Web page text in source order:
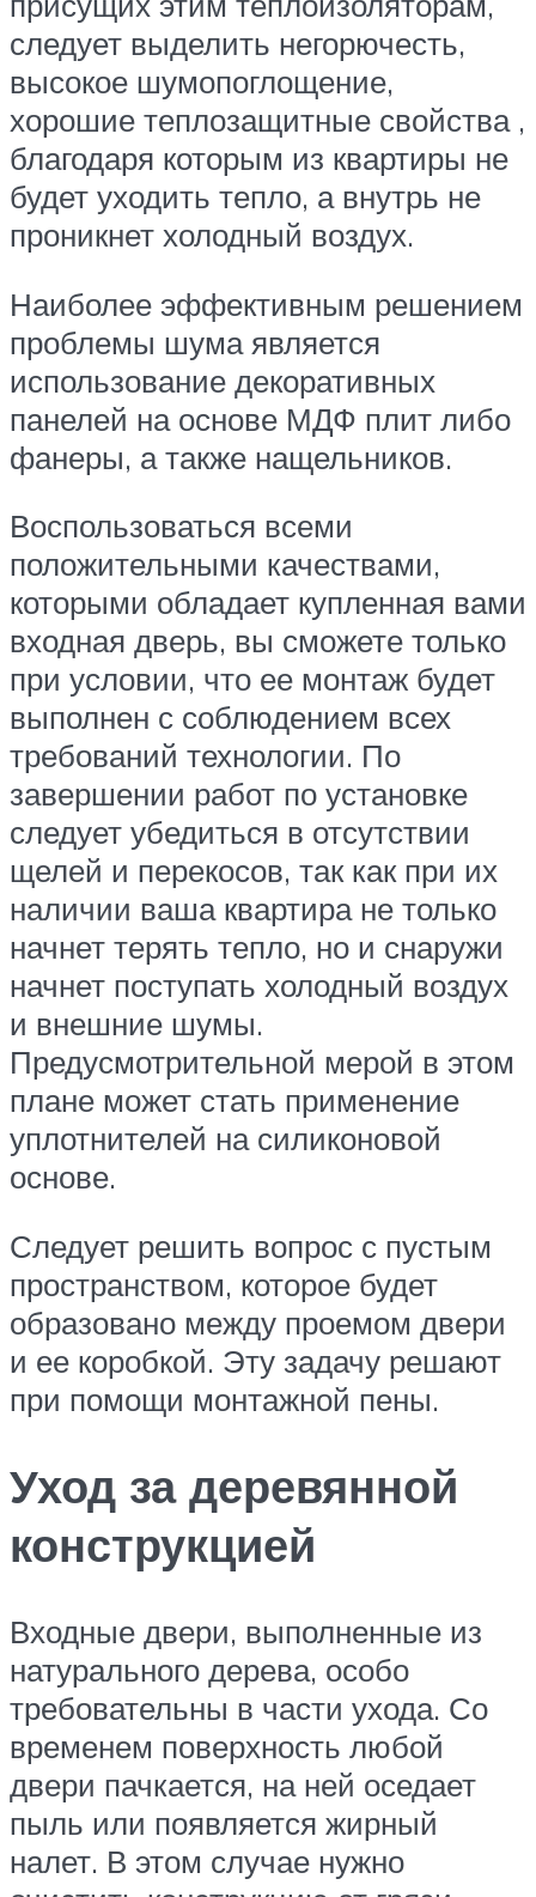
следует выделить негорючесть,
высокое шумопоглощение,
хорошие теплозащитные свойства ,
благодаря которым из квартиры не
будет уходить тепло, а внутрь не
проникнет холодный воздух.
Наиболее эффективным решением
проблемы шума является
использование декоративных
панелей на основе МДФ плит либо
фанеры, а также нащельников.
Воспользоваться всеми
положительными качествами,
которыми обладает купленная вами
входная дверь, вы сможете только
при условии, что ее монтаж будет
выполнен с соблюдением всех
требований технологии. По
завершении работ по установке
следует убедиться в отсутствии
щелей и перекосов, так как при их
наличии ваша квартира не только
начнет терять тепло, но и снаружи
начнет поступать холодный воздух
и внешние шумы.
Предусмотрительной мерой в этом
плане может стать применение
уплотнителей на силиконовой
основе.
Следует решить вопрос с пустым
пространством, которое будет
образовано между проемом двери
и ее коробкой. Эту задачу решают
при помощи монтажной пены.
Уход за деревянной
конструкцией
Входные двери, выполненные из
натурального дерева, особо
требовательны в части ухода. Со
временем поверхность любой
двери пачкается, на ней оседает
пыль или появляется жирный
налет. В этом случае нужно